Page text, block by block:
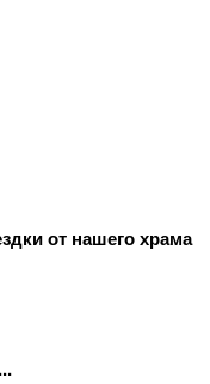
от нашего храма